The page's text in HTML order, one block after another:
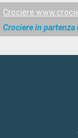
Crociere
Crociere in partenza